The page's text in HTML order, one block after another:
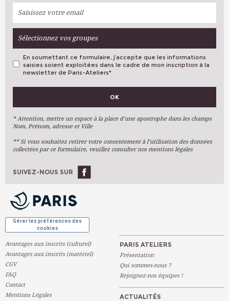
Sélectionnez vos groupes
VOS PRÉFÉRENCES
Arts Plastiques
Arts Du Texte
Arts Numériques
Ateliers À L'année
En soumettant ce formulaire, j’accepte que les informations
saisies soient exploitées dans le cadre de mon inscription à la
newsletter de Paris-Ateliers*
OK
* Attention, mettre un espace à la place d’une apostrophe dans les champs
Nom, Prénom, adresse et Ville
** Si vous souhaitez retirer votre consentement à l’utilisation des données
collectées par ce formulaire, veuillez consulter nos mentions légales
SUIVEZ-NOUS SUR
Gérer les préférences des
cookies
Avantages aux inscrits (culturel)
Avantages aux inscrits (matériel)
CGV
FAQ
Contact
Mentions Légales
PARIS ATELIERS
Présentation
Qui sommes-nous ?
Rejoignez-nos équipes !
ACTUALITÉS